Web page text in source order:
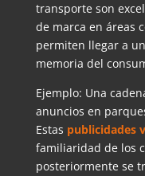
transporte son
de marca en áreas
permiten llegar a
memoria del
Ejemplo: Una
anuncios en
Estas publicidades
familiaridad de los
posteriormente se